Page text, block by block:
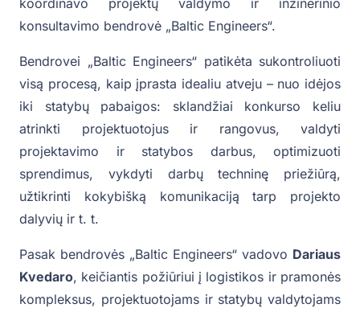
konsultavimo bendrovė „Baltic Engineers“.
Bendrovei „Baltic Engineers“ patikėta sukontroliuoti
visą procesą, kaip įprasta idealiu atveju – nuo idėjos
iki statybų pabaigos: sklandžiai konkurso keliu
atrinkti projektuotojus ir rangovus, valdyti
projektavimo ir statybos darbus, optimizuoti
sprendimus, vykdyti darbų techninę priežiūrą,
užtikrinti kokybišką komunikaciją tarp projekto
dalyvių ir t. t.
Pasak bendrovės „Baltic Engineers“ vadovo Dariaus
Kvedaro, keičiantis požiūriui į logistikos ir pramonės
kompleksus, projektuotojams ir statybų valdytojams